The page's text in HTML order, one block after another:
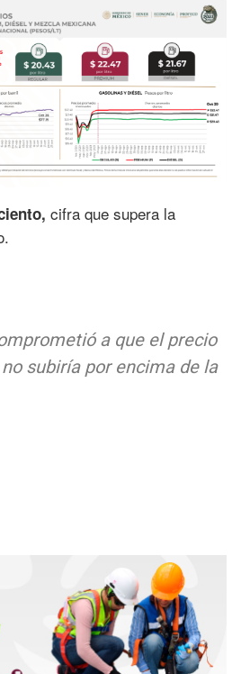
cifra que supera la
a que el precio
subiría por encima de la